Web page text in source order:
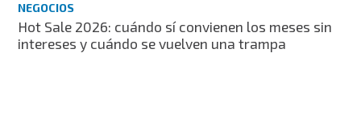
NEGOCIOS
Hot Sale 2026: cuándo sí convienen los meses sin
intereses y cuándo se vuelven una trampa